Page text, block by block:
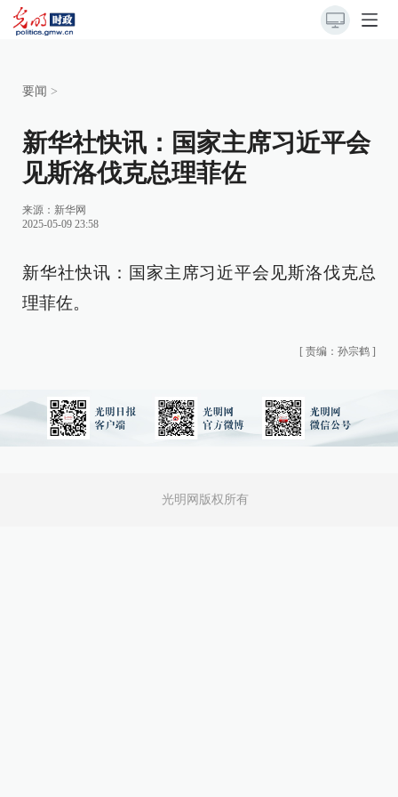
要闻 >
新华社快讯：国家主席习近平会
见斯洛伐克总理菲佐
来源： 新华网
2025-05-09 23:58
新华社快讯：国家主席习近平会见斯洛伐克总
理菲佐。
[ 责编：孙宗鹤 ]
光明网版权所有